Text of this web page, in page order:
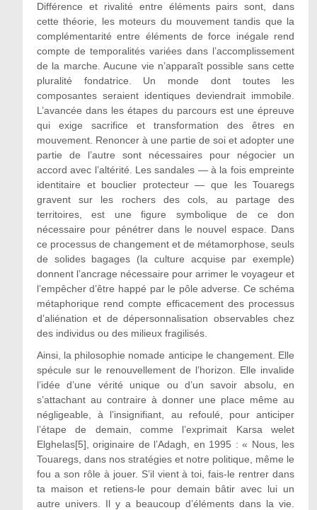
Différence et rivalité entre éléments pairs sont, dans
cette théorie, les moteurs du mouvement tandis que la
complémentarité entre éléments de force inégale rend
compte de temporalités variées dans l’accomplissement
de la marche. Aucune vie n’apparaît possible sans cette
pluralité fondatrice. Un monde dont toutes les
composantes seraient identiques deviendrait immobile.
L’avancée dans les étapes du parcours est une épreuve
qui exige sacrifice et transformation des êtres en
mouvement. Renoncer à une partie de soi et adopter une
partie de l’autre sont nécessaires pour négocier un
accord avec l’altérité. Les sandales — à la fois empreinte
identitaire et bouclier protecteur — que les Touaregs
gravent sur les rochers des cols, au partage des
territoires, est une figure symbolique de ce don
nécessaire pour pénétrer dans le nouvel espace. Dans
ce processus de changement et de métamorphose, seuls
de solides bagages (la culture acquise par exemple)
donnent l’ancrage nécessaire pour arrimer le voyageur et
l’empêcher d’être happé par le pôle adverse. Ce schéma
métaphorique rend compte efficacement des processus
d’aliénation et de dépersonnalisation observables chez
des individus ou des milieux fragilisés.
Ainsi, la philosophie nomade anticipe le changement. Elle
spécule sur le renouvellement de l’horizon. Elle invalide
l’idée d’une vérité unique ou d’un savoir absolu, en
s’attachant au contraire à donner une place même au
négligeable, à l’insignifiant, au refoulé, pour anticiper
l’étape de demain, comme l’exprimait Karsa welet
Elghelas[5], originaire de l’Adagh, en 1995 : « Nous, les
Touaregs, dans nos stratégies et notre politique, même le
fou a son rôle à jouer. S’il vient à toi, fais-le rentrer dans
ta maison et retiens-le pour demain bâtir avec lui un
autre univers. Il y a beaucoup d’éléments dans la vie.